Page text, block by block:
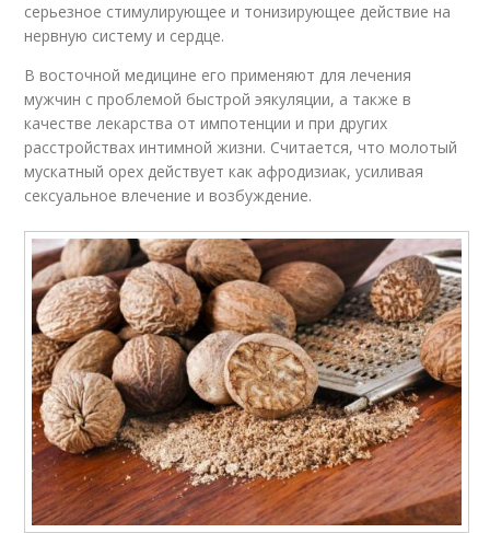
серьезное стимулирующее и тонизирующее действие на
нервную систему и сердце.
В восточной медицине его применяют для лечения
мужчин с проблемой быстрой эякуляции, а также в
качестве лекарства от импотенции и при других
расстройствах интимной жизни. Считается, что молотый
мускатный орех действует как афродизиак, усиливая
сексуальное влечение и возбуждение.